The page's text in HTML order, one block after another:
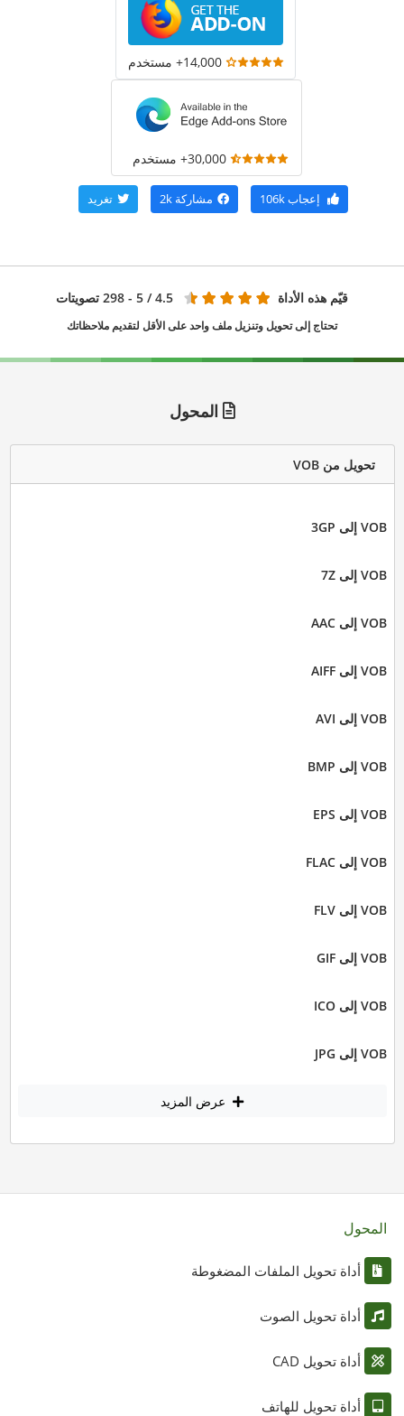
14,000+ مستخدم
30,000+ مستخدم
إعجاب106k مشاركة 2k تغريد
قيّم هذه الأداة 4.5 / 5 - 298 تصويتات
تحتاج إلى تحويل وتنزيل ملف واحد على الأقل لتقديم ملاحظاتك
المحول
تحويل من VOB
VOB إلى 3GP
VOB إلى 7Z
VOB إلى AAC
VOB إلى AIFF
VOB إلى AVI
VOB إلى BMP
VOB إلى EPS
VOB إلى FLAC
VOB إلى FLV
VOB إلى GIF
VOB إلى ICO
VOB إلى JPG
عرض المزيد
المحول
أداة تحويل الملفات المضغوطة
أداة تحويل الصوت
أداة تحويل CAD
أداة تحويل للهاتف